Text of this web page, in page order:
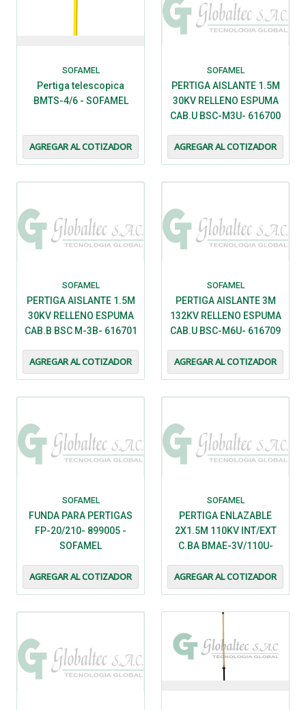
SOFAMEL
Pertiga telescopica
BMTS-4/6 - SOFAMEL
AGREGAR AL COTIZADOR
SOFAMEL
PERTIGA AISLANTE 1.5M
30KV RELLENO ESPUMA
CAB.U BSC-M3U- 616700
AGREGAR AL COTIZADOR
SOFAMEL
PERTIGA AISLANTE 1.5M
30KV RELLENO ESPUMA
CAB.B BSC M-3B- 616701
AGREGAR AL COTIZADOR
SOFAMEL
PERTIGA AISLANTE 3M
132KV RELLENO ESPUMA
CAB.U BSC-M6U- 616709
AGREGAR AL COTIZADOR
SOFAMEL
FUNDA PARA PERTIGAS
FP-20/210- 899005 -
SOFAMEL
AGREGAR AL COTIZADOR
SOFAMEL
PERTIGA ENLAZABLE
2X1.5M 110KV INT/EXT
C.BA BMAE-3V/110U-
AGREGAR AL COTIZADOR